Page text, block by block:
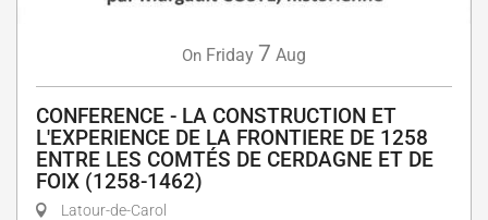
On Friday 7 Aug
CONFERENCE - LA CONSTRUCTION ET
L'EXPERIENCE DE LA FRONTIERE DE 1258
ENTRE LES COMTÉS DE CERDAGNE ET DE
FOIX (1258-1462)
Latour-de-Carol